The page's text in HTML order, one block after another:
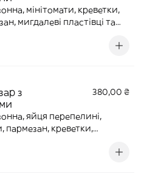
мінітомати, креветки,
мигдалеві пластівці та
лактоза, ракоподібні,
з
380,00 ₴
яйця перепелині,
пармезан, креветки,
лактоза, ракоподібні,